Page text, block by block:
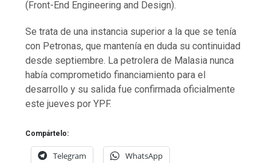
(Front-End Engineering and Design).
Se trata de una instancia superior a la que se tenía
con Petronas, que mantenía en duda su continuidad
desde septiembre. La petrolera de Malasia nunca
había comprometido financiamiento para el
desarrollo y su salida fue confirmada oficialmente
este jueves por YPF.
Compártelo:
Telegram WhatsApp